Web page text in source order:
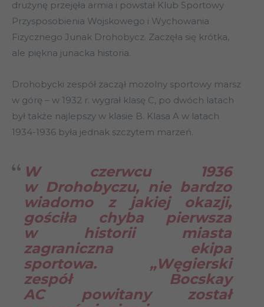
drużynę przejęła armia i powstał Klub Sportowy
Przysposobienia Wojskowego i Wychowania
Fizycznego Junak Drohobycz. Zaczęła się krótka,
ale piękna junacka historia.
Drohobycki zespół zaczął mozolny sportowy marsz
w górę – w 1932 r. wygrał klasę C, po dwóch latach
był także najlepszy w klasie B. Klasa A w latach
1934-1936 była jednak szczytem marzeń.
W czerwcu 1936
w Drohobyczu, nie bardzo
wiadomo z jakiej okazji,
gościła chyba pierwsza
w historii miasta
zagraniczna ekipa
sportowa. „Węgierski
zespół Bocskay
AC powitany został